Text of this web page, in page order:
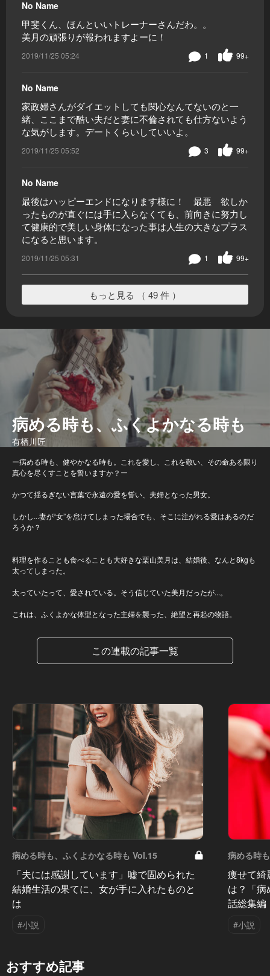
No Name
甲斐くん、ほんといいトレーナーさんだわ。。
美月の頑張りが報われますよーに！
2019/11/25 05:24 99+
1
No Name
家政婦さんがダイエットしても関心なんてないのと一
緒、ここまで酷い夫だと妻に不倫されても仕方ないよう
な気がします。デートくらいしていいよ。
2019/11/25 05:52 99+
3
No Name
最後はハッピーエンドになります様に！ 最悪 欲しか
ったものが直ぐには手に入らなくても、前向きに努力し
て健康的で美しい身体になった事は人生の大きなプラス
になると思います。
2019/11/25 05:31 99+
1
もっと見る （ 49 件 ）
病める時も、ふくよかなる時も
有栖川匠
ー病める時も、健やかなる時も。これを愛し、これを敬い、その命ある限り
真心を尽くすことを誓いますか？ー
かつて揺るぎない言葉で永遠の愛を誓い、夫婦となった男女。
しかし...妻が“女”を怠けてしまった場合でも、そこに注がれる愛はあるのだ
ろうか？
料理を作ることも食べることも大好きな栗山美月は、結婚後、なんと8kgも
太ってしまった。
太っていたって、愛されている。そう信じていた美月だったが...。
これは、ふくよかな体型となった主婦を襲った、絶望と再起の物語。
この連載の記事一覧
病める時も、ふくよかなる時も Vol.15
「夫には感謝しています」嘘で固められた
結婚生活の果てに、女が手に入れたものと
は
#小説
病める時
痩せて綺
は？「
話総集編
#小説
おすすめ記事